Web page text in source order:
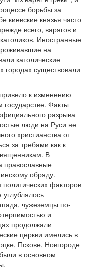
борьбы за
киевские князья часто
всего, варягов и
Иностранные
на
католические
городах существовали
к изменению
государстве. Факты
разрыва
люди на Руси не
христианства от
за требами как к
В
православные
обряду.
факторов
углублялось
чужеземцы по-
и
продолжали
церкви имелись в
Пскове, Новгороде
в основном